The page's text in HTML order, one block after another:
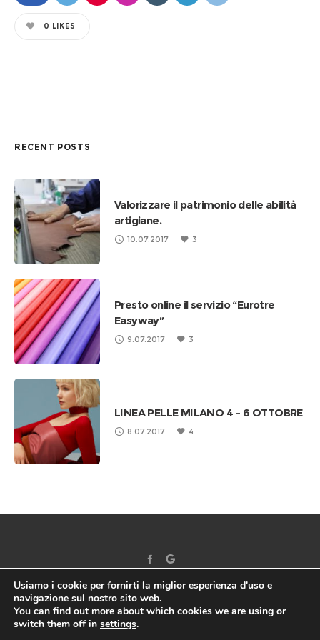
0 LIKES
RECENT POSTS
Valorizzare il patrimonio delle abilità
artigiane.
10.07.2017 3
Presto online il servizio “Eurotre
Easyway”
9.07.2017 3
LINEA PELLE MILANO 4 – 6 OTTOBRE
8.07.2017 4
©2017 EUROTRE SRL - All right reserved | VAT: 02115780641 |
Usiamo i cookie per fornirti la miglior esperienza d'uso e
navigazione sul nostro sito web.
You can find out more about which cookies we are using or
switch them off in settings.